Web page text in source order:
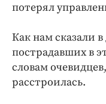
Погода
Спорт
Экономика и
потерял
Как нам сказали
пострадавших в
словам
расстроилась.